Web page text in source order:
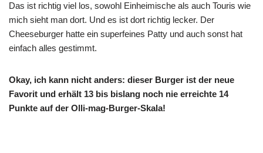
Das ist richtig viel los, sowohl Einheimische als auch Touris wie
mich sieht man dort. Und es ist dort richtig lecker. Der
Cheeseburger hatte ein superfeines Patty und auch sonst hat
einfach alles gestimmt.
Okay, ich kann nicht anders: dieser Burger ist der neue
Favorit und erhält 13 bis bislang noch nie erreichte 14
Punkte auf der Olli-mag-Burger-Skala!